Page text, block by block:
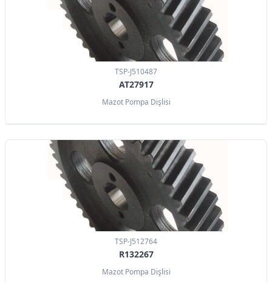
TSP-J510487
AT27917
Mazot Pompa Dişlisi
TSP-J512764
R132267
Mazot Pompa Dişlisi